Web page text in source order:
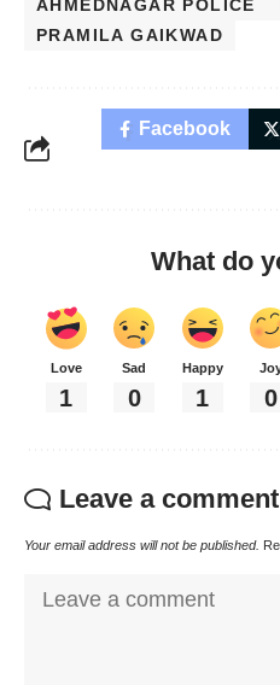
AHMEDNAGAR POLICE
PRAMILA GAIKWAD
Facebook
What do
Love
1
Sad
0
Happy
1 0
Leave a comment
Your email address will not be published.